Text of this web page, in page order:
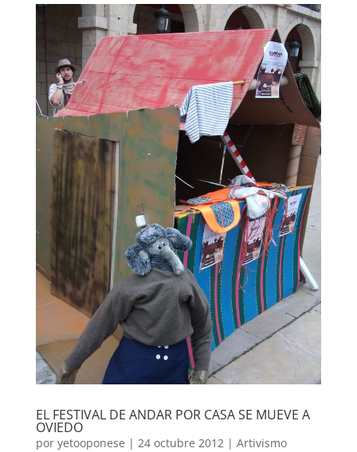
EL FESTIVAL DE ANDAR POR CASA SE MUEVE A
OVIEDO
por yetooponese | 24 octubre 2012| Artivismo